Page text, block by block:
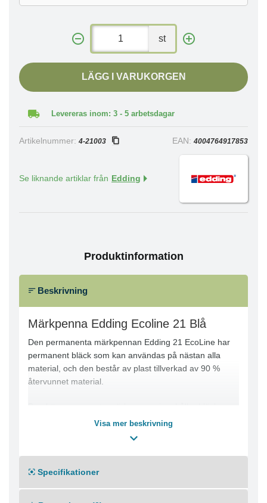
st
LÄGG I VARUKORGEN
Levereras inom: 3 - 5 arbetsdagar
Artikelnummer: 4-21003 EAN: 4004764917853
Se liknande artiklar från Edding
Produktinformation
Beskrivning
Märkpenna Edding Ecoline 21 Blå
Den permanenta märkpennan Edding 21 EcoLine har
permanent bläck som kan användas på nästan alla
material, och den består av plast tillverkad av 90 %
återvunnet material.
torkar snabbt och är smetfritt och vattenbeständigt,
mediumkulspets med 1,5 - 3 mm linjebredd och den
passar utmärkt när du vill ha mer precision och
Visa mer beskrivning
Specifikationer